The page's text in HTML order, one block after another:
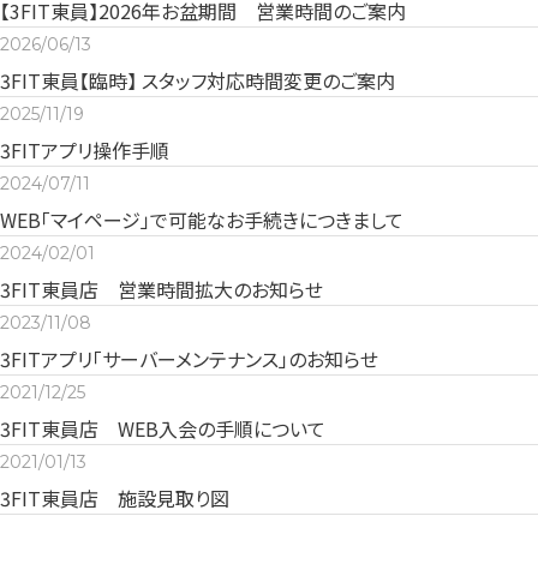
【3FIT東員】2026年お盆期間 営業時間のご案内
2026/06/13
3FIT東員【臨時】 スタッフ対応時間変更のご案内
2025/11/19
3FITアプリ操作手順
2024/07/11
WEB「マイページ」で可能なお手続きにつきまして
2024/02/01
3FIT東員店 営業時間拡大のお知らせ
2023/11/08
3FITアプリ「サーバーメンテナンス」のお知らせ
2021/12/25
3FIT東員店 WEB入会の手順について
2021/01/13
3FIT東員店 施設見取り図